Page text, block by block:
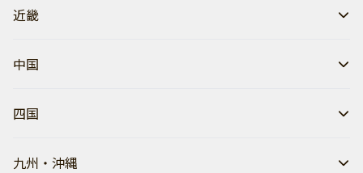
近畿
中国
四国
九州・沖縄